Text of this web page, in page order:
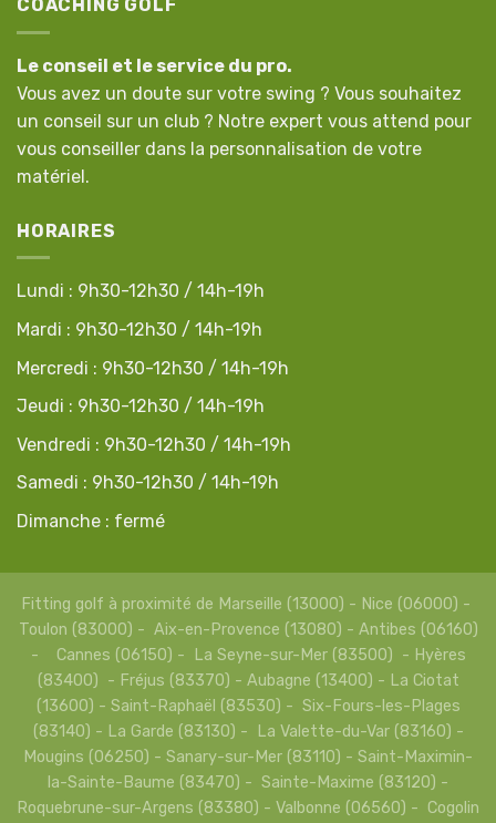
COACHING GOLF
Le conseil et le service du pro.
Vous avez un doute sur votre swing ? Vous souhaitez
un conseil sur un club ? Notre expert vous attend pour
vous conseiller dans la personnalisation de votre
matériel.
HORAIRES
Lundi : 9h30-12h30 / 14h-19h
Mardi : 9h30-12h30 / 14h-19h
Mercredi : 9h30-12h30 / 14h-19h
Jeudi : 9h30-12h30 / 14h-19h
Vendredi : 9h30-12h30 / 14h-19h
Samedi : 9h30-12h30 / 14h-19h
Dimanche : fermé
Fitting golf à proximité de Marseille (13000) - Nice (06000) -
Toulon (83000) - Aix-en-Provence (13080) - Antibes (06160)
- Cannes (06150) - La Seyne-sur-Mer (83500) - Hyères
(83400) - Fréjus (83370) - Aubagne (13400) - La Ciotat
(13600) - Saint-Raphaël (83530) - Six-Fours-les-Plages
(83140) - La Garde (83130) - La Valette-du-Var (83160) -
Mougins (06250) - Sanary-sur-Mer (83110) - Saint-Maximin-
la-Sainte-Baume (83470) - Sainte-Maxime (83120) -
Roquebrune-sur-Argens (83380) - Valbonne (06560) - Cogolin